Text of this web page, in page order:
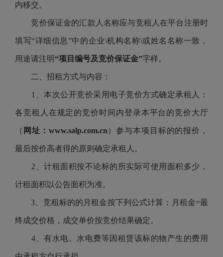
内移交。
竞价保证金的汇款人名称应与竞租人在平台注册时
填写“详细信息”中的企业\机构名称\或姓名名称一致，
用途请注明“项目编号及竞价保证金”字样。
二、招租方式与内容：
1、本次公开竞价采用电子竞价方式确定承租人：
各竞租人在规定的竞价时间内登录本平台的竞价大厅
（ 网址： www.salp.com.cn）参与本项目标的的报价，
最后按价高者得的原则确定承租人。
2、计租面积按不论标的所实际可使用面积多少，
计租面积以公告面积为准。
3、竞租标的的月租金按下列公式计算：月租金=最
终成交价格，成交单价按竞价结果确定。
4、有水电。水电费等因租赁该标的物产生的费用